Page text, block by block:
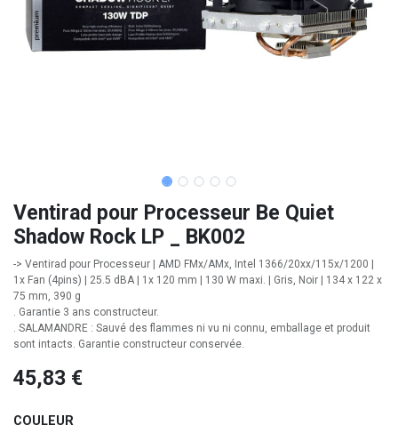
Ventirad pour Processeur Be Quiet
Shadow Rock LP _ BK002
-> Ventirad pour Processeur | AMD FMx/AMx, Intel 1366/20xx/115x/1200 |
1x Fan (4pins) | 25.5 dBA | 1x 120 mm | 130 W maxi. | Gris, Noir | 134 x 122 x
75 mm, 390 g
. Garantie 3 ans constructeur.
. SALAMANDRE : Sauvé des flammes ni vu ni connu, emballage et produit
sont intacts. Garantie constructeur conservée.
45,83 €
COULEUR